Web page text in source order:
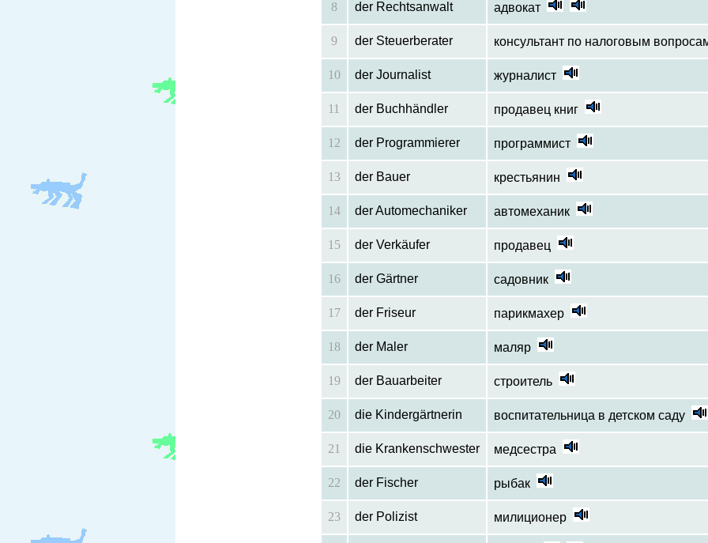
8 der Rechtsanwalt адвокат
9 der Steuerberater консультант по налоговым
10 der Journalist журналист
11 der Buchhändler продавец книг
12 der Programmierer программист
13 der Bauer крестьянин
14 der Automechaniker автомеханик
15 der Verkäufer продавец
16 der Gärtner садовник
17 der Friseur парикмахер
18 der Maler маляр
19 der Bauarbeiter строитель
20 die Kindergärtnerin воспитательница в детском саду
21 die Krankenschwester медсестра
22 der Fischer рыбак
23 der Polizist милиционер